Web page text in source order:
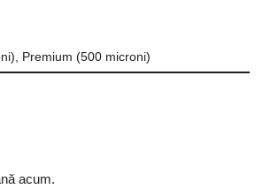
Premium (500 microni)
acum.